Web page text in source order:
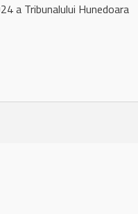
a Tribunalului Hunedoara